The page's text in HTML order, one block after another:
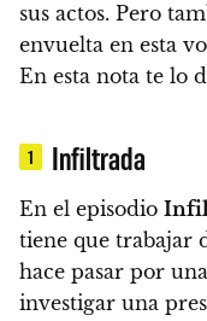
sus actos. Pero
envuelta en esta
En esta nota te lo
1 Infiltrada
En el episodio
tiene que trabajar
hace pasar por
investigar una